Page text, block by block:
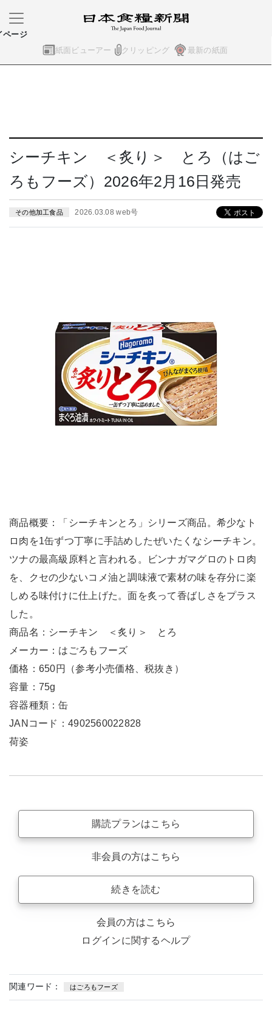
紙面ビューアー クリッピング 最新の紙面
ページ
シーチキン ＜炙り＞ とろ（はご
ろもフーズ）2026年2月16日発売
その他加工食品 2026.03.08 web号
商品概要：「シーチキンとろ」シリーズ商品。希少なト
ロ肉を1缶ずつ丁寧に手詰めしたぜいたくなシーチキン。
ツナの最高級原料と言われる。ビンナガマグロのトロ肉
を、クセの少ないコメ油と調味液で素材の味を存分に楽
しめる味付けに仕上げた。面を炙って香ばしさをプラス
した。
商品名：シーチキン ＜炙り＞ とろ
メーカー：はごろもフーズ
価格：650円（参考小売価格、税抜き）
容量：75g
容器種類：缶
JANコード：4902560022828
荷姿
購読プランはこちら
非会員の方はこちら
続きを読む
会員の方はこちら
ログインに関するヘルプ
関連ワード： はごろもフーズ